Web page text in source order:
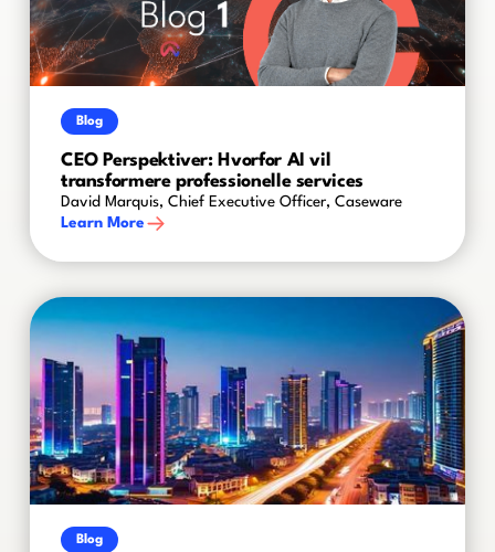
Blog
CEO Perspektiver: Hvorfor AI vil
transformere professionelle services
David Marquis, Chief Executive Officer, Caseware
Learn More
Blog